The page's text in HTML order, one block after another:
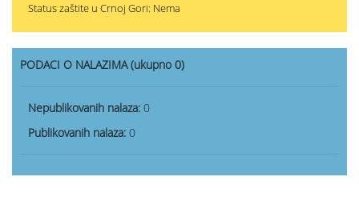
Status zaštite u Crnoj Gori: Nema
PODACI O NALAZIMA (ukupno 0)
Nepublikovanih nalaza: 0
Publikovanih nalaza: 0